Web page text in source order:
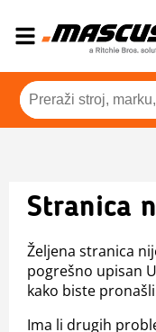
Stranica
Željena stranica
pogrešno upisan
kako biste
Ima li drugih